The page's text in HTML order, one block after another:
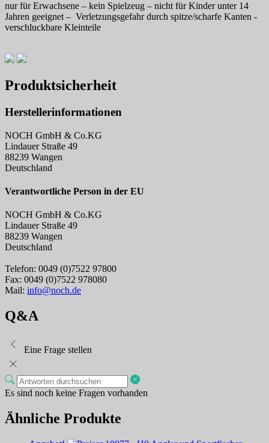
nur für Erwachsene – kein Spielzeug – nicht für Kinder unter 14
Jahren geeignet – Verletzungsgefahr durch spitze/scharfe Kanten -
verschluckbare Kleinteile
Produktsicherheit
Herstellerinformationen
NOCH GmbH & Co.KG
Lindauer Straße 49
88239 Wangen
Deutschland
Verantwortliche Person in der EU
NOCH GmbH & Co.KG
Lindauer Straße 49
88239 Wangen
Deutschland
Telefon: 0049 (0)7522 97800
Fax: 0049 (0)7522 978080
Mail: info@noch.de
Q&A
Eine Frage stellen
Es sind noch keine Fragen vorhanden
Ähnliche Produkte